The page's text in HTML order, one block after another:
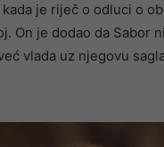
je riječ o odluci o
On je dodao da Sabor
vlada uz njegovu